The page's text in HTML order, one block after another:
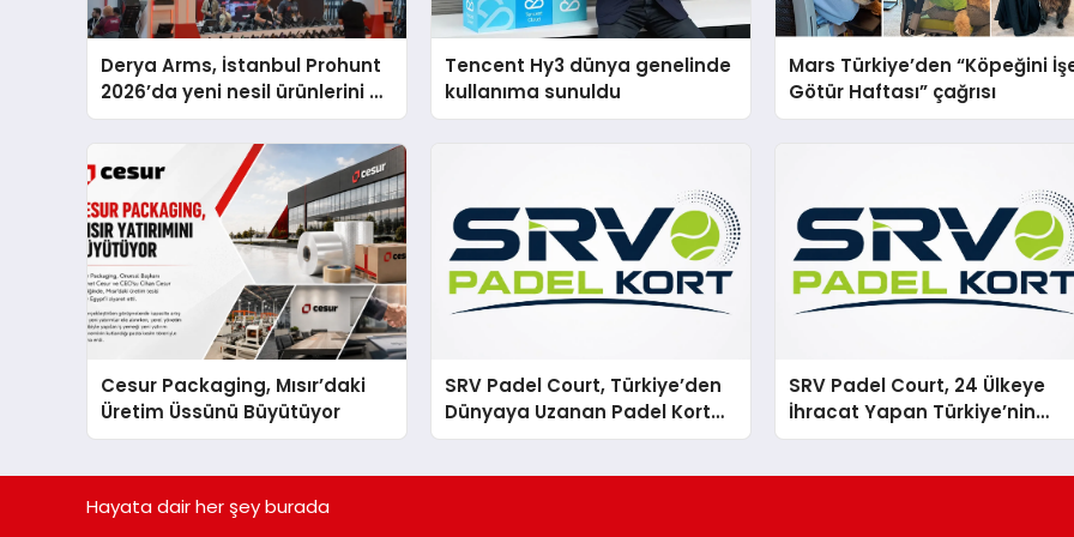
Derya Arms, İstanbul Prohunt
2026’da yeni nesil ürünlerini ve
global marka vizyonunu
Tencent Hy3 dünya genelinde
kullanıma sunuldu
Mars Türkiye’den “Köpeğini
Götür Haftası” çağrısı
Cesur Packaging, Mısır’daki
Üretim Üssünü Büyütüyor
SRV Padel Court, Türkiye’den
Dünyaya Uzanan Padel Kort
Üretiminde Güvenin Adresi
SRV Padel Court, 24 Ülkeye
İhracat Yapan Türkiye’nin
Padel Kortu Üretim Gücü
Hayata dair her şey burada